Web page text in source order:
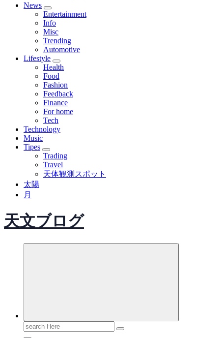
News
Entertainment
Info
Misc
Trending
Automotive
Lifestyle
Health
Food
Fashion
Feedback
Finance
For home
Tech
Technology
Music
Tipes
Trading
Travel
天体観測スポット
太陽
月
天文ブログ
Search
for: